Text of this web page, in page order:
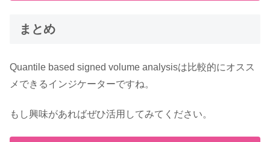
まとめ
Quantile based signed volume analysisは比較的にオスス
メできるインジケーターですね。
もし興味があればぜひ活用してみてください。